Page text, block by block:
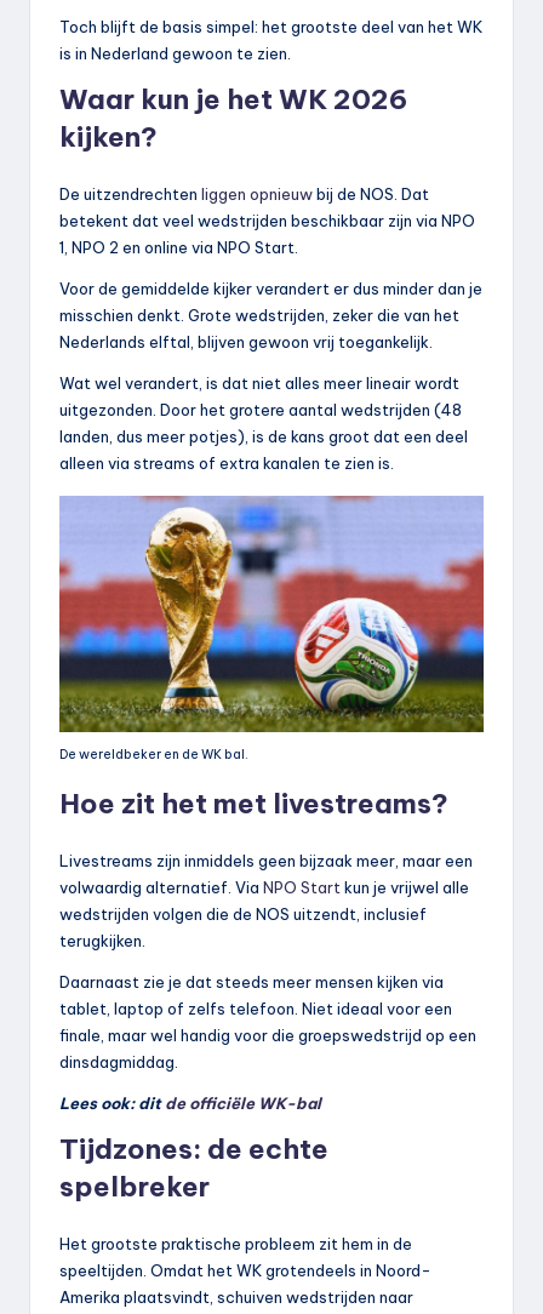
Toch blijft de basis simpel: het grootste deel van het WK
is in Nederland gewoon te zien.
Waar kun je het WK 2026
kijken?
De uitzendrechten liggen opnieuwbij de NOS. Dat
betekent dat veel wedstrijden beschikbaar zijn via NPO
1, NPO 2 en online via NPO Start.
Voor de gemiddelde kijker verandert er dus minder dan je
misschien denkt. Grote wedstrijden, zeker die van het
Nederlands elftal, blijven gewoon vrij toegankelijk.
Wat wel verandert, is dat niet alles meer lineair wordt
uitgezonden. Door het grotere aantal wedstrijden (48
landen, dus meer potjes), is de kans groot dat een deel
alleen via streams of extra kanalen te zien is.
De wereldbeker en de WK bal.
Hoe zit het met livestreams?
Livestreams zijn inmiddels geen bijzaak meer, maar een
volwaardig alternatief. Via NPO Start kun je vrijwel alle
wedstrijden volgen die de NOS uitzendt, inclusief
terugkijken.
Daarnaast zie je dat steeds meer mensen kijken via
tablet, laptop of zelfs telefoon. Niet ideaal voor een
finale, maar wel handig voor die groepswedstrijd op een
dinsdagmiddag.
Lees ook: ditde officiële WK-bal
Tijdzones: de echte
spelbreker
Het grootste praktische probleem zit hem in de
speeltijden. Omdat het WK grotendeels in Noord-
Amerika plaatsvindt, schuiven wedstrijden naar